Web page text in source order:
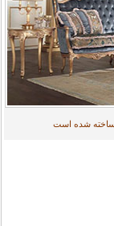
ساخته شده است